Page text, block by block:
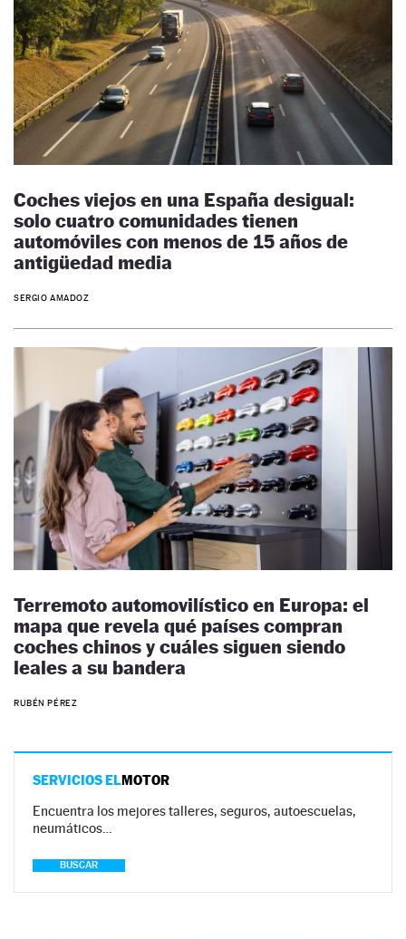
Coches viejos en una España desigual:
solo cuatro comunidades tienen
automóviles con menos de 15 años de
antigüedad media
SERGIO AMADOZ
Terremoto automovilístico en Europa: el
mapa que revela qué países compran
coches chinos y cuáles siguen siendo
leales a su bandera
RUBÉN PÉREZ
SERVICIOS ELMOTOR
Encuentra los mejores talleres, seguros, autoescuelas,
neumáticos…
BUSCAR